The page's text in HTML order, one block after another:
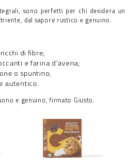
sono perfetti per chi desidera un
dal sapore rustico e genuino.
di fibre;
e farina d’avena;
o spuntino;
autentico.
e genuino, firmato Giusto.